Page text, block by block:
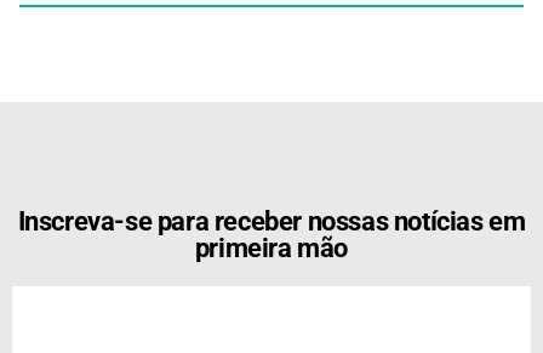
Inscreva-se para receber nossas notícias em
primeira mão